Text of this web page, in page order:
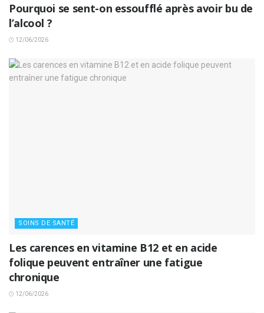
Pourquoi se sent-on essoufflé après avoir bu de
l’alcool ?
12/06/2026
SOINS DE SANTÉ
Les carences en vitamine B12 et en acide
folique peuvent entraîner une fatigue
chronique
12/06/2026